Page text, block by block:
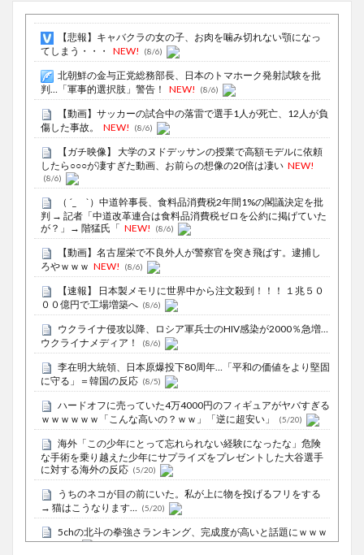
【悲報】キャバクラの女の子、お肉を噛み切れない顎になっ
てしまう・・・
NEW! (8/6)
北朝鮮の金与正党総務部長、日本のトマホーク発射試験を批
判…「軍事的選択肢」警告！
NEW! (8/6)
【動画】サッカーの試合中の落雷で選手1人が死亡、12人が負
傷した事故。
NEW! (8/6)
【ガチ映像】 大学のヌドデッサンの授業で高額モデルに依頼
したら○○○が凄すぎた動画、お前らの想像の20倍は凄い NEW!
(8/6)
（ ´_ゝ`）中道幹事長、食料品消費税2年間1%の閣議決定を批
判 → 記者「中道改革連合は食料品消費税ゼロを公約に掲げていた
が？」→ 階猛氏「 NEW! (8/6)
【動画】名古屋栄で不良外人が警察官を突き飛ばす。逮捕し
ろやｗｗｗ NEW! (8/6)
【速報】 日本製メモリに世界中から注文殺到！！！ １兆５０
００億円で工場増築へ (8/6)
ウクライナ侵攻以降、ロシア軍兵士のHIV感染が2000％急増…
ウクライナメディア！
(8/6)
李在明大統領、日本原爆投下80周年…「平和の価値をより堅固
に守る」＝韓国の反応 (8/5)
ハードオフに売っていた4万4000円のフィギュアがヤバすぎる
ｗｗｗｗｗｗ「こんな高いの？ｗｗ」「逆に超安い」
(5/20)
海外「この少年にとって忘れられない経験になったな」危険
な手術を乗り越えた少年にサプライズをプレゼントした大谷選手
に対する海外の反応 (5/20)
うちのネコが目の前にいた。私が上に物を投げるフリをする
→ 猫はこうなります…
(5/20)
5chの北斗の拳強さランキング、完成度が高いと話題にｗｗｗ
ｗ